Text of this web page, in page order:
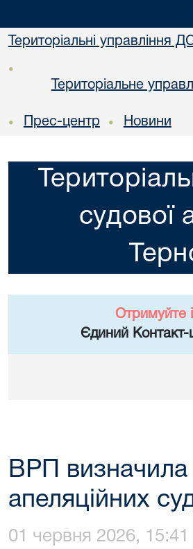
Територіальні управління
•
Територіальне
• Прес-центр • Новини
судової
Отримуйте
Єдиний Контакт-
ВРП визначила
апеляційних
01 червня 2026, 15:41